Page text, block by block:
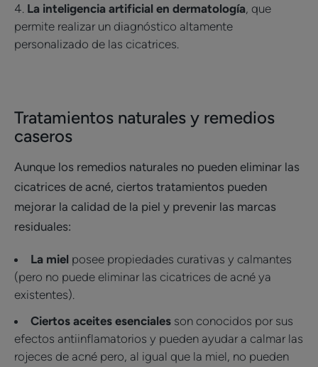
La inteligencia artificial en dermatología, que
permite realizar un diagnóstico altamente
personalizado de las cicatrices.
Tratamientos naturales y remedios
caseros
Aunque los remedios naturales no pueden eliminar las
cicatrices de acné, ciertos tratamientos pueden
mejorar la calidad de la piel y prevenir las marcas
residuales:
La miel posee propiedades curativas y calmantes
(pero no puede eliminar las cicatrices de acné ya
existentes).
Ciertos aceites esenciales son conocidos por sus
efectos antiinflamatorios y pueden ayudar a calmar las
rojeces de acné pero, al igual que la miel, no pueden